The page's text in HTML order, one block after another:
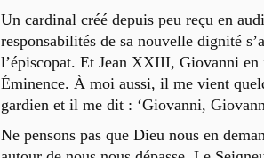
Un cardinal créé depuis peu reçu en
responsabilités de sa nouvelle dignité
l’épiscopat. Et Jean XXIII, Giovanni
Éminence. À moi aussi, il me vient
gardien et il me dit : ‘Giovanni,
Ne pensons pas que Dieu nous en